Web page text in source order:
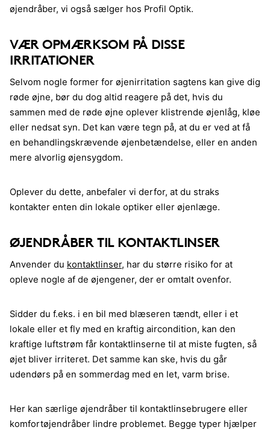
øjendråber, vi også sælger hos Profil Optik.
VÆR OPMÆRKSOM PÅ DISSE
IRRITATIONER
Selvom nogle former for øjenirritation sagtens kan give dig
røde øjne, bør du dog altid reagere på det, hvis du
sammen med de røde øjne oplever klistrende øjenlåg, kløe
eller nedsat syn. Det kan være tegn på, at du er ved at få
en behandlingskrævende øjenbetændelse, eller en anden
mere alvorlig øjensygdom.
Oplever du dette, anbefaler vi derfor, at du straks
kontakter enten din lokale optiker eller øjenlæge.
ØJENDRÅBER TIL KONTAKTLINSER
Anvender du kontaktlinser, har du større risiko for at
opleve nogle af de øjengener, der er omtalt ovenfor.
Sidder du f.eks. i en bil med blæseren tændt, eller i et
lokale eller et fly med en kraftig aircondition, kan den
kraftige luftstrøm får kontaktlinserne til at miste fugten, så
øjet bliver irriteret. Det samme kan ske, hvis du går
udendørs på en sommerdag med en let, varm brise.
Her kan særlige øjendråber til kontaktlinsebrugere eller
komfortøjendråber lindre problemet. Begge typer hjælper